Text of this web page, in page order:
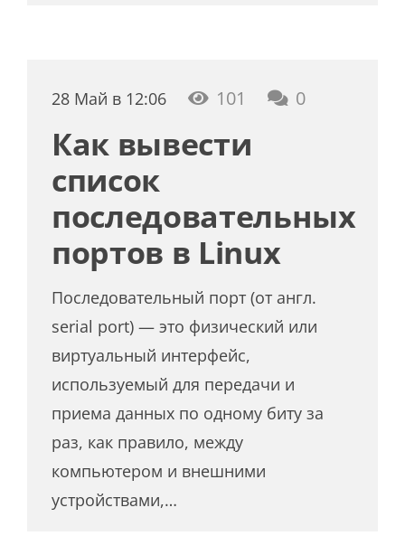
28 Май в 12:06 101 0
Как вывести
список
последовательных
портов в Linux
Последовательный порт (от англ.
serial port) — это физический или
виртуальный интерфейс,
используемый для передачи и
приема данных по одному биту за
раз, как правило, между
компьютером и внешними
устройствами,…